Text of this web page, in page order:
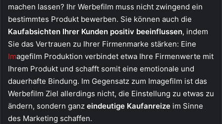
machen lassen? Ihr Werbefilm muss nicht zwingend ein
bestimmtes Produkt bewerben. Sie können auch die
Kaufabsichten Ihrer Kunden positiv beeinflussen, indem
Sie das Vertrauen zu Ihrer Firmenmarke stärken: Eine
Imagefilm Produktion verbindet etwa Ihre Firmenwerte mit
Ihrem Produkt und schafft somit eine emotionale und
dauerhafte Bindung. Im Gegensatz zum Imagefilm ist das
Werbefilm Ziel allerdings nicht, die Einstellung zu etwas zu
ändern, sondern ganz eindeutige Kaufanreize im Sinne
des Marketing schaffen.